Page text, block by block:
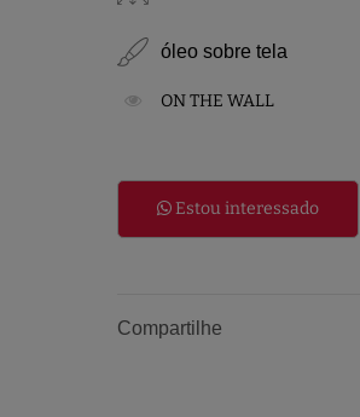
óleo sobre tela
ON THE WALL
Estou interessado
Compartilhe